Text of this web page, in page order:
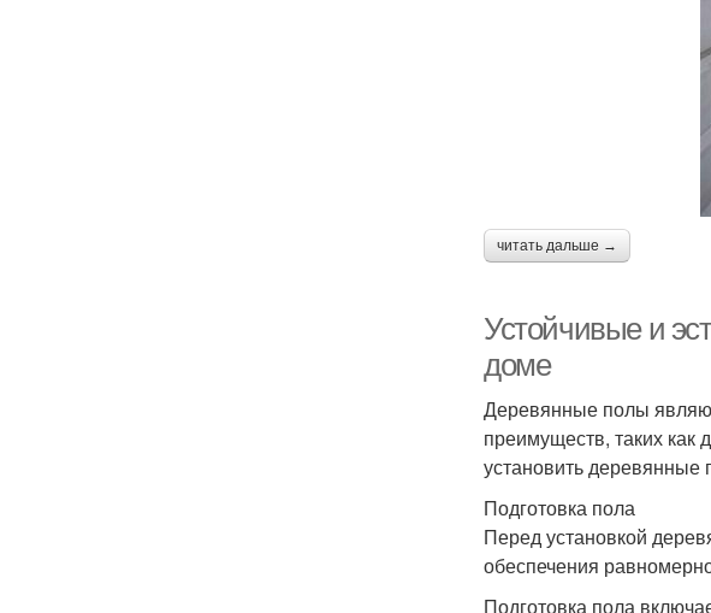
читать дальше →
Устойчивые и
доме
Деревянные полы
преимуществ, таких как
установить
Подготовка пола
Перед установкой
обеспечения
Подготовка пола